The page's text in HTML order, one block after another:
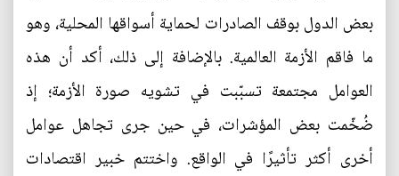
بعض الدول بوقف الصادرات لحماية أسواقها المحلية، وهو
ما فاقم الأزمة العالمية. بالإضافة إلى ذلك، أكد أن هذه
العوامل مجتمعة تسبّبت في تشويه صورة الأزمة؛ إذ
ضُخّمت بعض المؤشرات، في حين جرى تجاهل عوامل
أخرى أكثر تأثيرًا في الواقع. واختتم خبير اقتصادات